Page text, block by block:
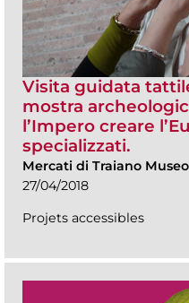
Visita guidata
mostra
l’Impero creare
specializzati.
Mercati di Traiano
27/04/2018
Projets accessibles